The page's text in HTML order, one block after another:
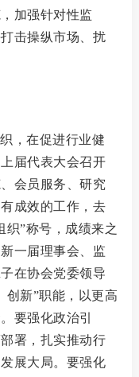
加强针对性监
击操纵市场、扰
，在促进行业健
届代表大会召开
会员服务、研究
成效的工作，去
织”称号，成绩来之
一届理事会、监
在协会党委领导
创新”职能，以更高
要强化政治引
署，扎实推动行
展大局。要强化